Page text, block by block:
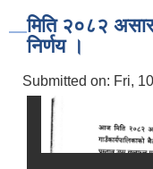
मिति २०८२
निर्णय ।
Submitted on: Fri,